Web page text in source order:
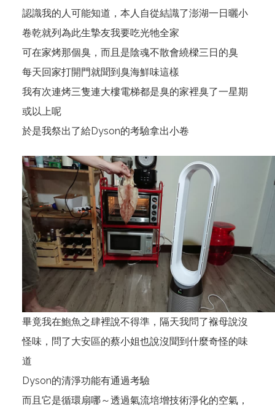
認識我的人可能知道，本人自從結識了澎湖一日曬小
卷乾就列為此生摯友我要吃光牠全家
可在家烤那個臭，而且是陰魂不散會繞樑三日的臭
每天回家打開門就聞到臭海鮮味這樣
我有次連烤三隻連大樓電梯都是臭的家裡臭了一星期
或以上呢
於是我祭出了給Dyson的考驗拿出小卷
畢竟我在鮑魚之肆裡說不得準，隔天我問了褓母說沒
怪味，問了大安區的蔡小姐也說沒聞到什麼奇怪的味
道
Dyson的清淨功能有通過考驗
而且它是循環扇哪～透過氣流培增技術淨化的空氣，